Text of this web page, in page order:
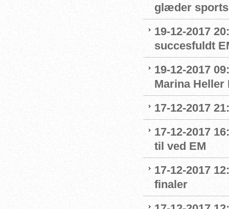
glæder
19-12-2017
succesfuldt
19-12-2017
Marina Heller
17-12-2017
17-12-2017
til ved EM
17-12-2017
finaler